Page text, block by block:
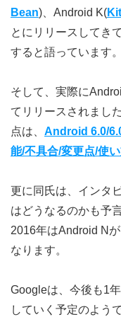
Bean)、Android K(
とにリリースしてき
すると語っています。
そして、実際に
てリリースされまし
点は、 Android 6.0/
能/不具合/変更点/使
更に同氏は、インタ
はどうなるのかも予
2016年はAndroid N
なります。
Googleは、今後も1
していく予定のよう